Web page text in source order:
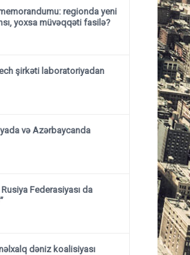
regionda yeni
yoxsa müvəqqəti fasilə?
şirkəti laboratoriyadan
və Azərbaycanda
Federasiyası da
dəniz koalisiyası